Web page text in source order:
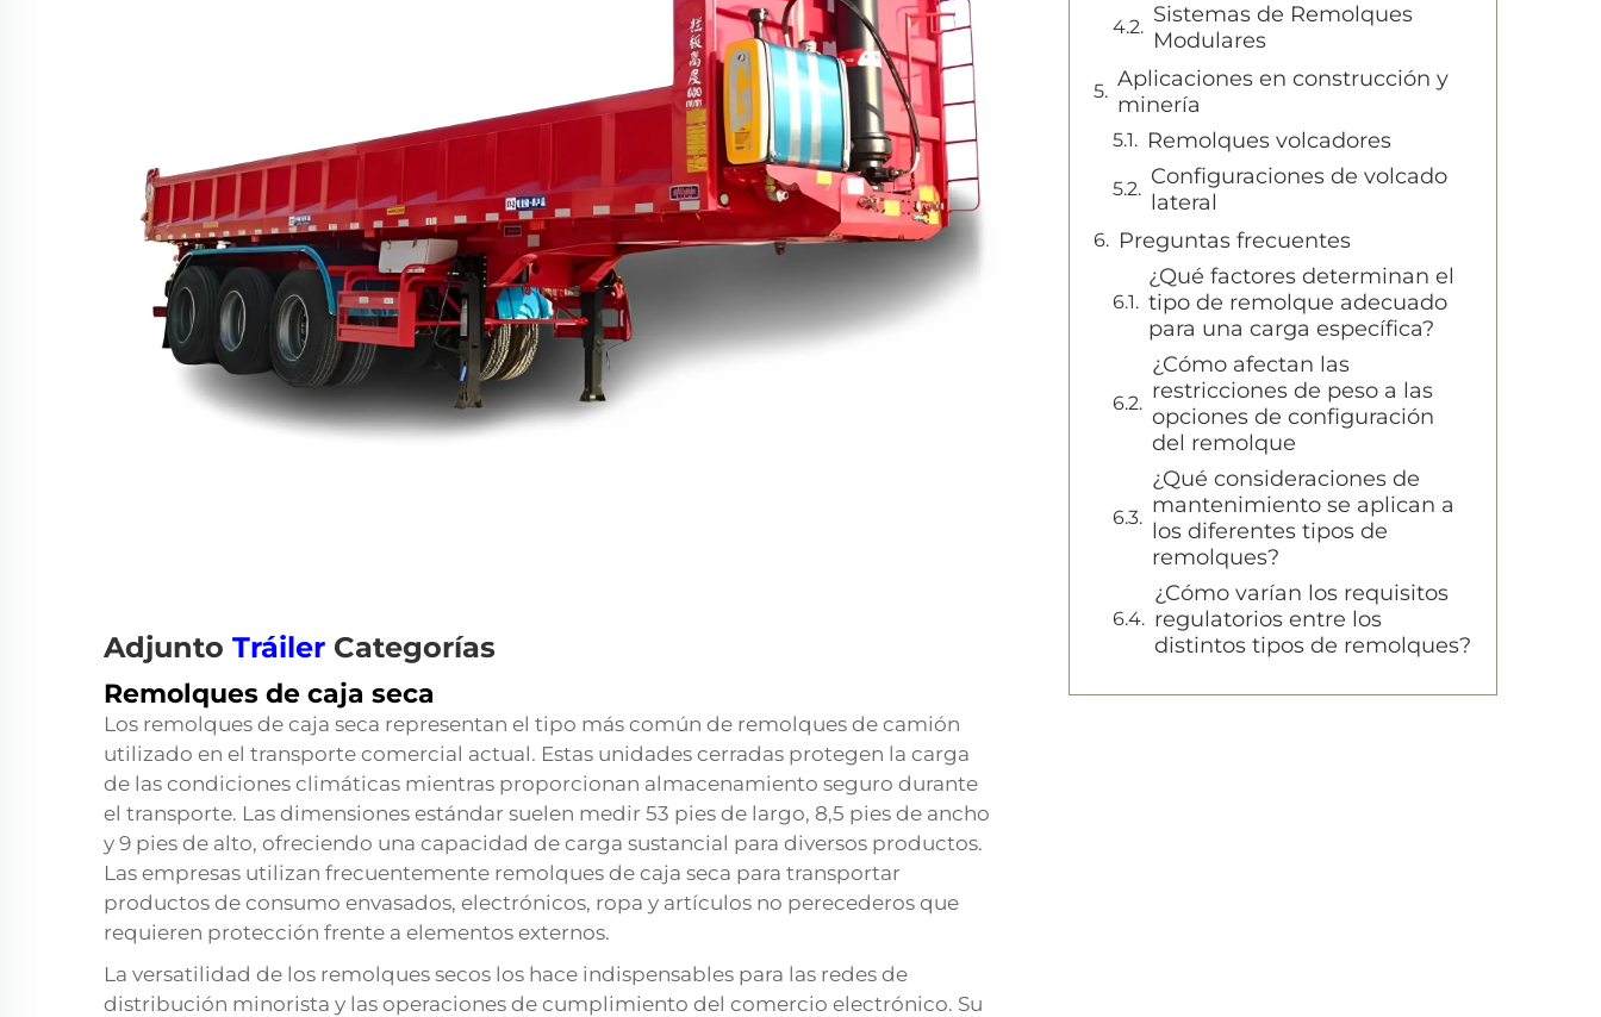
Adjunto Tráiler Categorías
Remolques de caja seca
Los remolques de caja seca representan el tipo más común de remolques de camión
utilizado en el transporte comercial actual. Estas unidades cerradas protegen la carga
de las condiciones climáticas mientras proporcionan almacenamiento seguro durante
el transporte. Las dimensiones estándar suelen medir 53 pies de largo, 8,5 pies de ancho
y 9 pies de alto, ofreciendo una capacidad de carga sustancial para diversos productos.
Las empresas utilizan frecuentemente remolques de caja seca para transportar
productos de consumo envasados, electrónicos, ropa y artículos no perecederos que
requieren protección frente a elementos externos.
La versatilidad de los remolques secos los hace indispensables para las redes de
distribución minorista y las operaciones de cumplimiento del comercio electrónico. Su
Sistemas de Remolques
Modulares
Aplicaciones en construcción y
minería
Remolques volcadores
Configuraciones de volcado
lateral
Preguntas frecuentes
¿Qué factores determinan el
tipo de remolque adecuado
para una carga específica?
¿Cómo afectan las
restricciones de peso a las
opciones de configuración
del remolque
¿Qué consideraciones de
mantenimiento se aplican a
los diferentes tipos de
remolques?
¿Cómo varían los requisitos
regulatorios entre los
distintos tipos de remolques?